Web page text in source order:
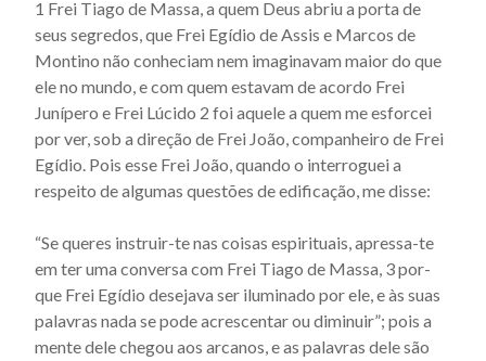
Actus beati Francisci et sociorum eius - Capítulo 19
Actus Beati Francisci et sociorum eius - Capítulo 2
Actus beati Francisci et sociorum eius - Capítulo 20
Actus beati Francisci et sociorum eius - Capítulo 21
Actus beati Francisci et sociorum eius - Capítulo 22
Actus beati Francisci et sociorum eius - Capítulo 23
Actus beati Francisci et sociorum eius - Capítulo 24
Actus beati Francisci et sociorum eius - Capítulo 25
Actus beati Francisci et sociorum eius - Capítulo 26
Actus beati Francisci et sociorum eius - Capítulo 27
1 Frei Tiago de Massa, a quem Deus abriu a porta de
seus segredos, que Frei Egídio de Assis e Marcos de
Monti­no não conheciam nem imaginavam maior do que
ele no mundo, e com quem estavam de acordo Frei
Junípero e Frei Lúcido 2 foi aquele a quem me esforcei
por ver, sob a direção de Frei João, companheiro de Frei
Egídio. Pois esse Frei João, quando o interroguei a
respeito de algumas questões de edifi­cação, me disse:
“Se queres instruir-te nas coisas espirituais, apressa-te
em ter uma conversa com Frei Tiago de Massa, 3 por­
que Frei Egídio desejava ser iluminado por ele, e às suas
palavras nada se pode acrescentar ou diminuir”; pois a
mente dele chegou aos arcanos, e as palavras dele são